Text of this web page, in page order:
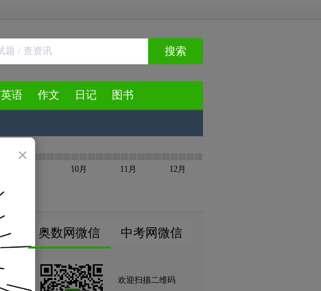
×
搜索
英语 作文 日记 图书
10月 11月 12月
奥数网微信 中考网微信
欢迎扫描二维码